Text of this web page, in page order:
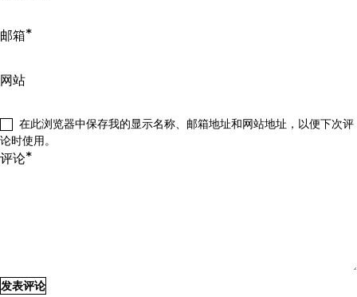
评论*
邮箱*
网站
在此浏览器中保存我的显示名称、邮箱地址和网站地址，以便下次评
论时使用。